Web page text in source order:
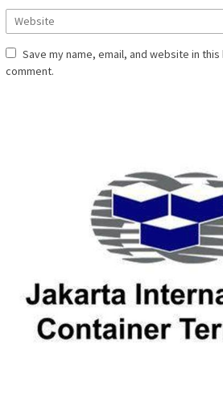
Save my name, email, and website in
comment.